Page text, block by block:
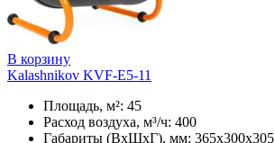
В корзину
Kalashnikov KVF-E5-11
Площадь, м²: 45
Расход воздуха, м³/ч: 400
Габариты (ВхШхГ), мм: 365x300x305